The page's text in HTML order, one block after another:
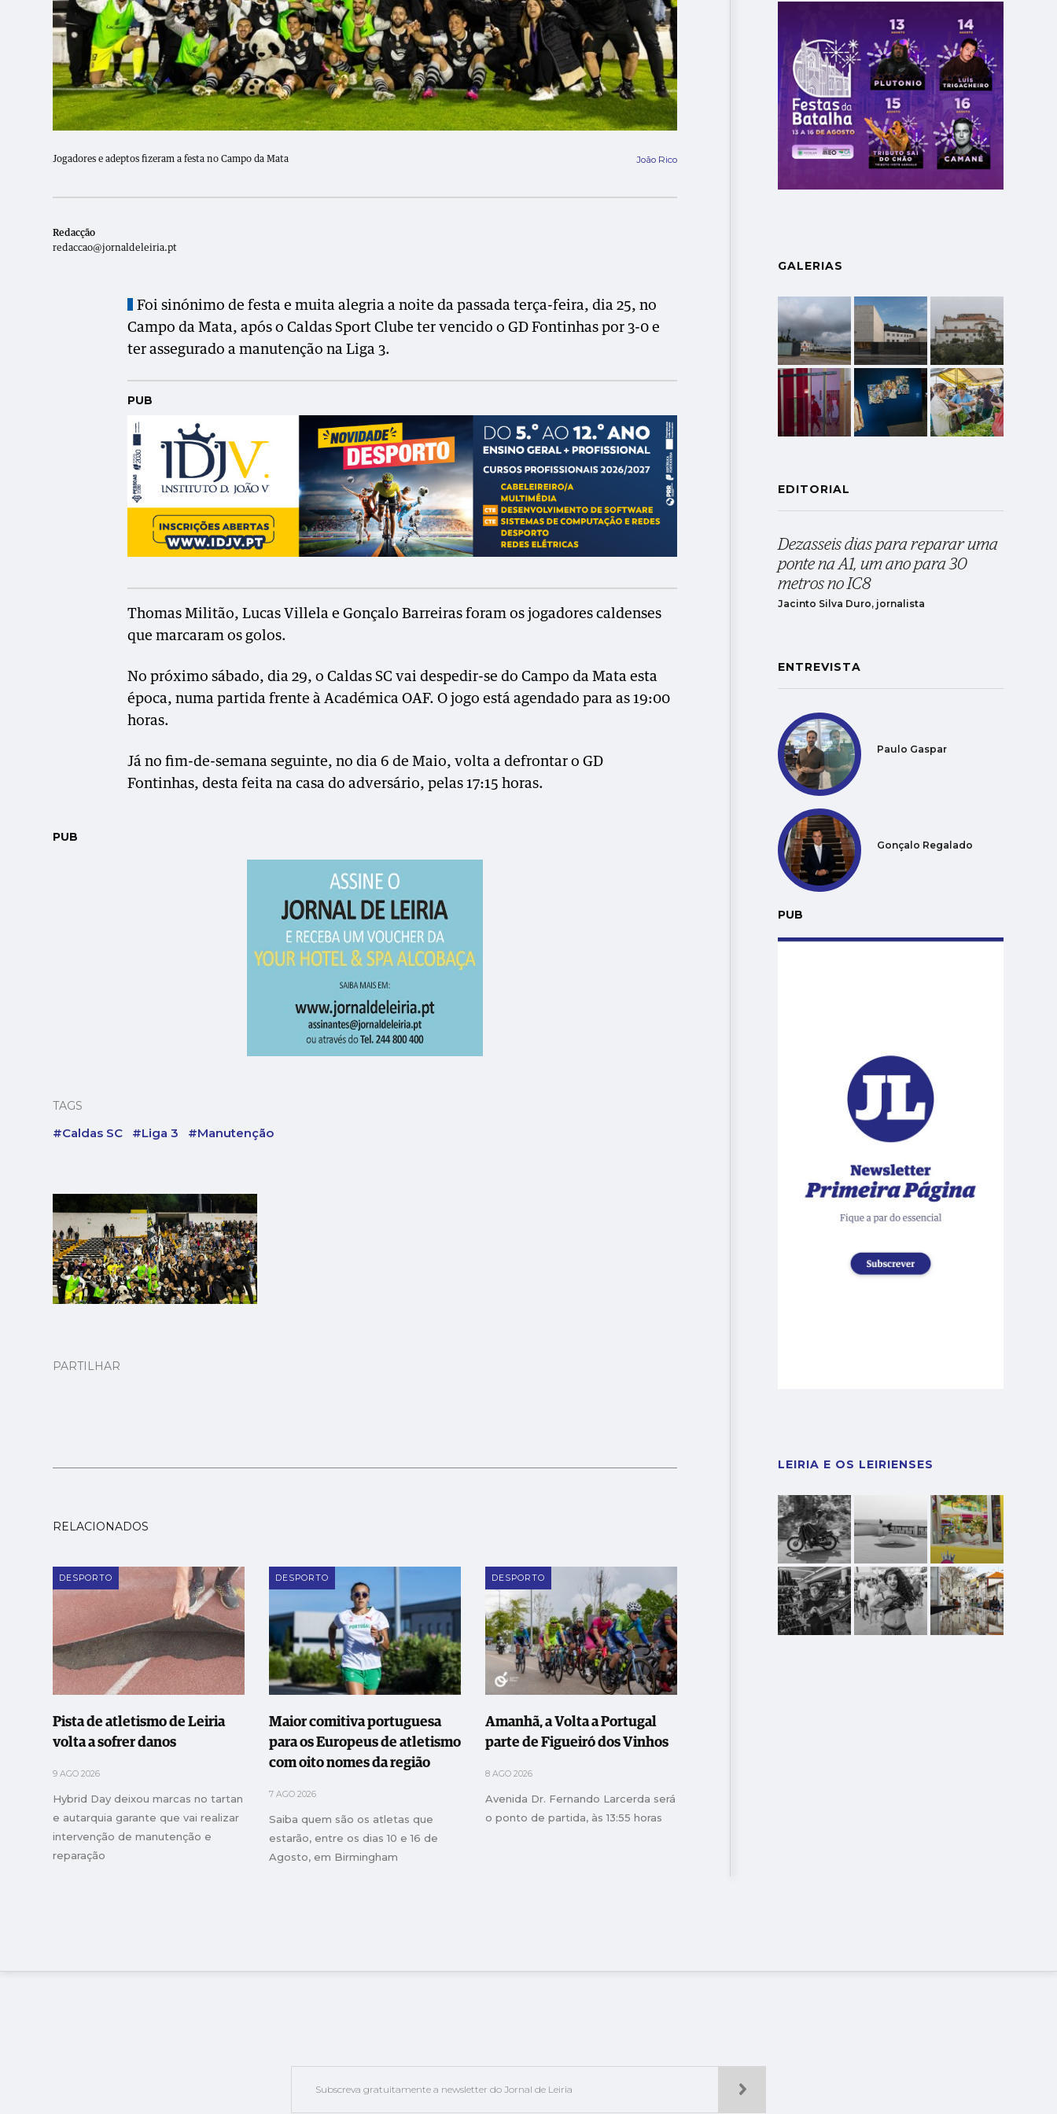
Jogadores e adeptos fizeram a festa no Campo da Mata João Rico
Redacção
redaccao@jornaldeleiria.pt
Foi sinónimo de festa e muita alegria a noite da passada terça-feira, dia 25, no
Campo da Mata, após o Caldas Sport Clube ter vencido o GD Fontinhas por 3-0 e
ter assegurado a manutenção na Liga 3.
PUB
Thomas Militão, Lucas Villela e Gonçalo Barreiras foram os jogadores caldenses
que marcaram os golos.
No próximo sábado, dia 29, o Caldas SC vai despedir-se do Campo da Mata esta
época, numa partida frente à Académica OAF. O jogo está agendado para as 19:00
horas.
Já no fim-de-semana seguinte, no dia 6 de Maio, volta a defrontar o GD
Fontinhas, desta feita na casa do adversário, pelas 17:15 horas.
PUB
TAGS
#Caldas SC #Liga 3 #Manutenção
PARTILHAR
RELACIONADOS
DESPORTO
Pista de atletismo de Leiria
volta a sofrer danos
9 AGO 2026
Hybrid Day deixou marcas no tartan
e autarquia garante que vai realizar
intervenção de manutenção e
reparação
DESPORTO
Maior comitiva portuguesa
para os Europeus de atletismo
com oito nomes da região
7 AGO 2026
Saiba quem são os atletas que
estarão, entre os dias 10 e 16 de
Agosto, em Birmingham
DESPORTO
Amanhã, a Volta a Portugal
parte de Figueiró dos Vinhos
8 AGO 2026
Avenida Dr. Fernando Larcerda será
o ponto de partida, às 13:55 horas
GALERIAS
EDITORIAL
Dezasseis dias para reparar uma
ponte na A1, um ano para 30
metros no IC8
Jacinto Silva Duro, jornalista
ENTREVISTA
Paulo Gaspar
Gonçalo Regalado
PUB
LEIRIA E OS LEIRIENSES